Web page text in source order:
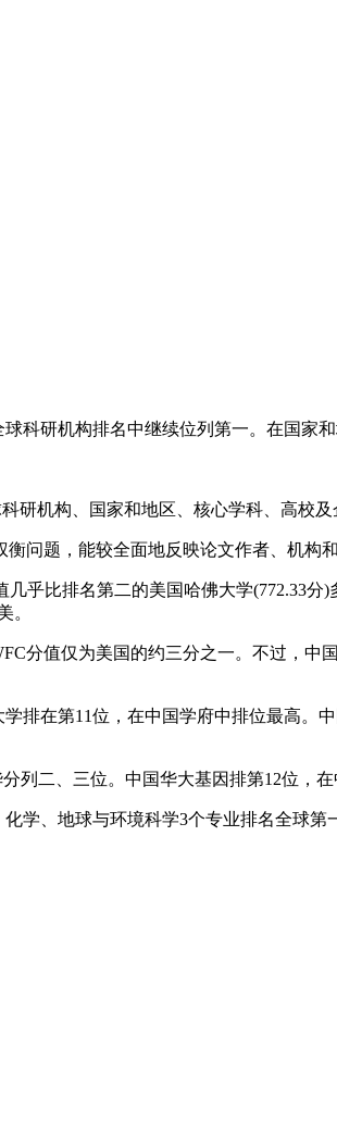
科研机构排名中继续位列第一。在国家
研机构、国家和地区、核心学科、高校
问题，能较全面地反映论文作者、机构
乎比排名第二的美国哈佛大学(772.33
。
分值仅为美国的约三分之一。不过，中
排在第11位，在中国学府中排位最高。
列二、三位。中国华大基因排第12位，在
学、地球与环境科学3个专业排名全球